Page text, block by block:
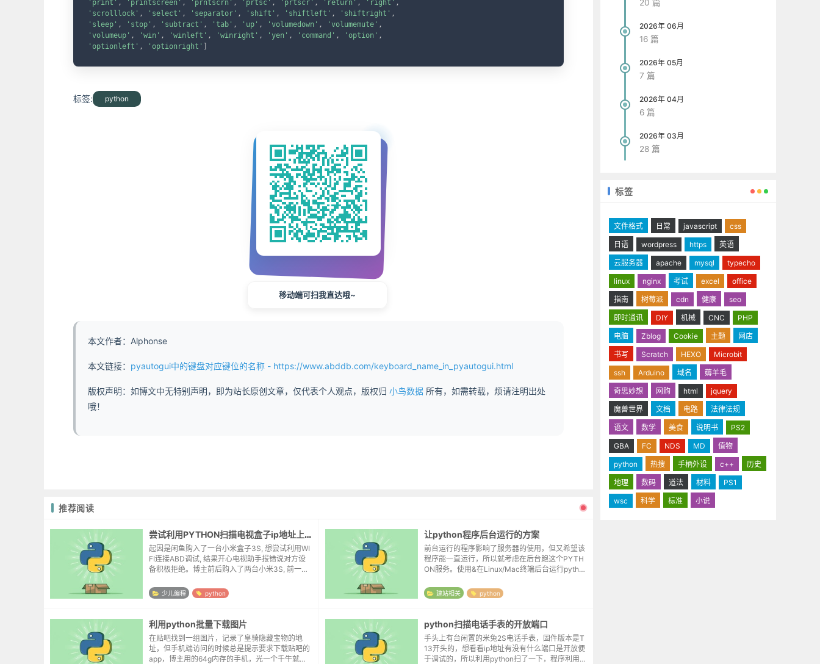
'print' , 'printscreen' , 'prntscrn' , 'prtsc' , 'prtscr' , 'return' , 'right' ,
'scrolllock' , 'select' , 'separator' , 'shift' , 'shiftleft' , 'shiftright' ,
'sleep' , 'stop' , 'subtract' , 'tab' , 'up' , 'volumedown' , 'volumemute' ,
'volumeup' , 'win' , 'winleft' , 'winright' , 'yen' , 'command' , 'option' ,
'optionleft' , 'optionright'
标签: python
移动端可扫我直达哦~
本文作者：Alphonse
本文链接： pyautogui中的键盘对应键位的名称 - https://www.abddb.com/keyboard_name_in_pyautogui.html
版权声明：如博文中无特别声明，即为站长原创文章，仅代表个人观点，版权归 小鸟数据 所有，如需转载，烦请注明出处
哦！
推荐阅读
尝试利用PYTHON扫描电视盒子ip地址上的开放端口
起因是闲鱼购入了一台小米盒子3S, 想尝试利用WI
FI连接ABD调试, 结果开心电视助手报错说对方设
备积极拒绝。博主前后购入了两台小米3S, 前一台
55端口没有正确被打开。DeepSeek...
少儿编程 python
让python程序后台运行的方案
前台运行的程序影响了服务器的使用，但又希望该
程序能一直运行，所以就考虑在后台跑这个PYTH
ON服务。使用&在Linux/Mac终端后台运行pytho
端使用jobs...
建站相关 python
利用python批量下载图片
在贴吧找到一组图片，记录了皇骑隐藏宝物的地
址，但手机端访问的时候总是提示要求下载贴吧的
app，博主用的64g内存的手机，光一个千牛就占
python扫描电话手表的开放端口
手头上有台闲置的米兔2S电话手表，固件版本是T
13开头的，想看看ip地址有没有什么端口是开放便
于调试的，所以利用python扫了一下，程序利用d
20 篇
2026年 06月
16 篇
2026年 05月
7 篇
2026年 04月
6 篇
2026年 03月
28 篇
标签
文件格式 日常 javascript
css
日语
wordpress https
英语
云服务器
apache mysql
typecho
linux
nginx 考试 excel
office
指南
树莓派 cdn 健康
seo
即时通讯
DIY 机械 CNC
PHP
电脑
Zblog Cookie 主题
网店
书写
Scratch HEXO
Microbit
ssh
Arduino 域名
薅羊毛
奇思妙想
网购 html
jquery
魔兽世界
文档 电路
法律法规
语文
数学 美食 说明书
PS2
GBA
FC NDS MD
值物
python
热搜 手柄外设 c++
历史
地理
数码 道法 材料
PS1
wsc
科学 标准 小说